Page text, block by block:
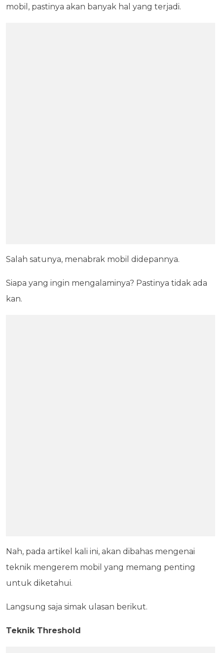
mobil, pastinya akan banyak hal yang terjadi.
Salah satunya, menabrak mobil didepannya.
Siapa yang ingin mengalaminya? Pastinya tidak ada
kan.
Nah, pada artikel kali ini, akan dibahas mengenai
teknik mengerem mobil yang memang penting
untuk diketahui.
Langsung saja simak ulasan berikut.
Teknik Threshold